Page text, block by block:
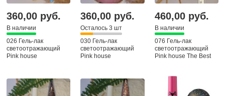
360,00 руб.
В наличии
026 Гель-лак
светоотражающий
Pink house
360,00 руб.
Осталось 3 шт
030 Гель-лак
светоотражающий
Pink house
460,00 руб.
В наличии
076 Гель-лак
светоотражающий
Pink house The Best